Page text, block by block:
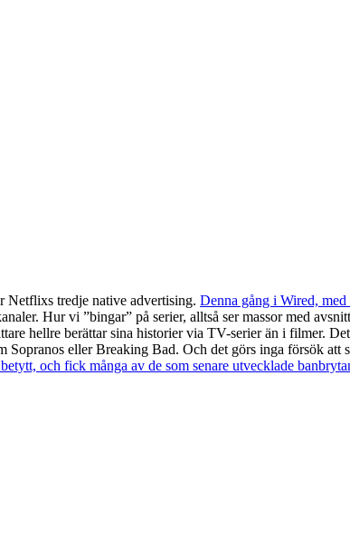
Netflixs tredje native advertising. Denna gång i Wired,
Hur vi ”bingar” på serier, alltså ser massor med
hellre berättar sina historier via TV-serier än i filmer.
Sopranos eller Breaking Bad. Och det görs inga försök
och fick många av de som senare utvecklade